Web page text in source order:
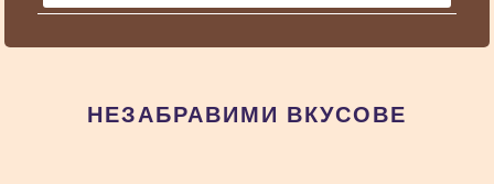
НЕЗАБРАВИМИ ВКУСОВЕ